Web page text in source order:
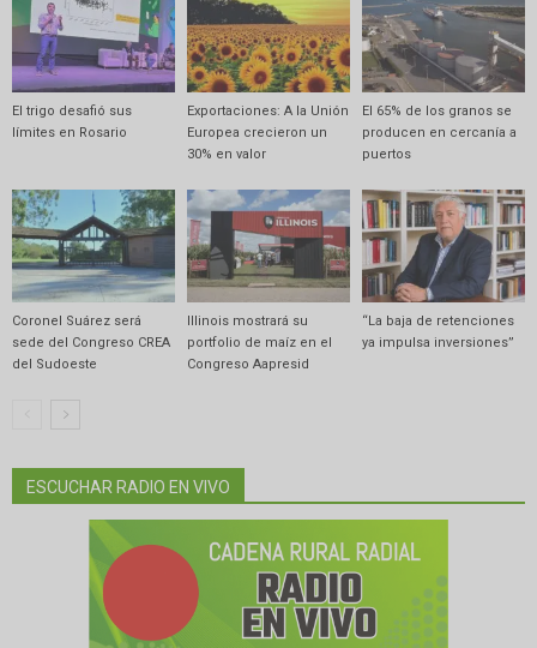
El trigo desafió sus
límites en Rosario
Exportaciones: A la Unión
Europea crecieron un
30% en valor
El 65% de los granos se
producen en cercanía a
puertos
Coronel Suárez será
sede del Congreso CREA
del Sudoeste
Illinois mostrará su
portfolio de maíz en el
Congreso Aapresid
“La baja de retenciones
ya impulsa inversiones”
ESCUCHAR RADIO EN VIVO